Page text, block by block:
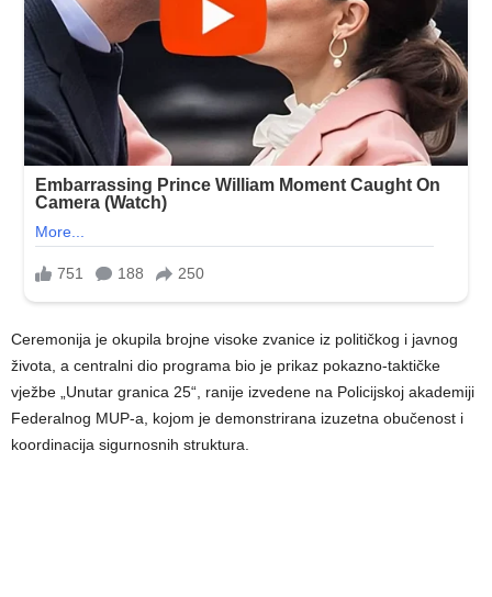
Ceremonija je okupila brojne visoke zvanice iz političkog i javnog
života, a centralni dio programa bio je prikaz pokazno-taktičke
vježbe „Unutar granica 25“, ranije izvedene na Policijskoj akademiji
Federalnog MUP-a, kojom je demonstrirana izuzetna obučenost i
koordinacija sigurnosnih struktura.